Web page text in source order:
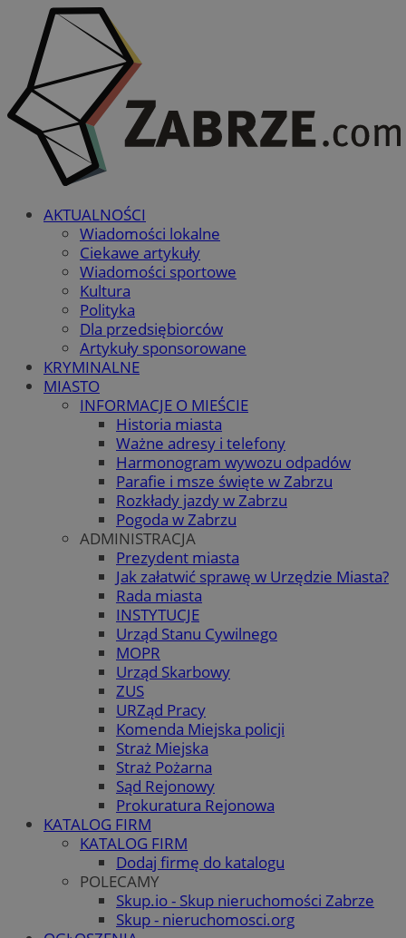
AKTUALNOŚCI
Wiadomości lokalne
Ciekawe artykuły
Wiadomości sportowe
Kultura
Polityka
Dla przedsiębiorców
Artykuły sponsorowane
KRYMINALNE
MIASTO
INFORMACJE O MIEŚCIE
Historia miasta
Ważne adresy i telefony
Harmonogram wywozu odpadów
Parafie i msze święte w Zabrzu
Rozkłady jazdy w Zabrzu
Pogoda w Zabrzu
ADMINISTRACJA
Prezydent miasta
Jak załatwić sprawę w Urzędzie Miasta?
Rada miasta
INSTYTUCJE
Urząd Stanu Cywilnego
MOPR
Urząd Skarbowy
ZUS
URZąd Pracy
Komenda Miejska policji
Straż Miejska
Straż Pożarna
Sąd Rejonowy
Prokuratura Rejonowa
KATALOG FIRM
KATALOG FIRM
Dodaj firmę do katalogu
POLECAMY
Skup.io - Skup nieruchomości Zabrze
Skup - nieruchomosci.org